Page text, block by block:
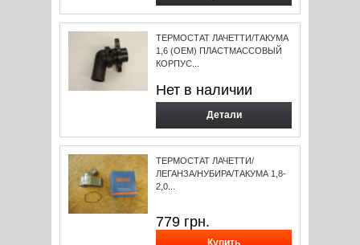
ТЕРМОСТАТ ЛАЧЕТТИ/ТАКУМА
1,6 (ОЕМ) ПЛАСТМАССОВЫЙ
КОРПУС...
Нет в наличии
Детали
ТЕРМОСТАТ ЛАЧЕТТИ/
ЛЕГАНЗА/НУБИРА/ТАКУМА 1,8-
2,0...
779 грн.